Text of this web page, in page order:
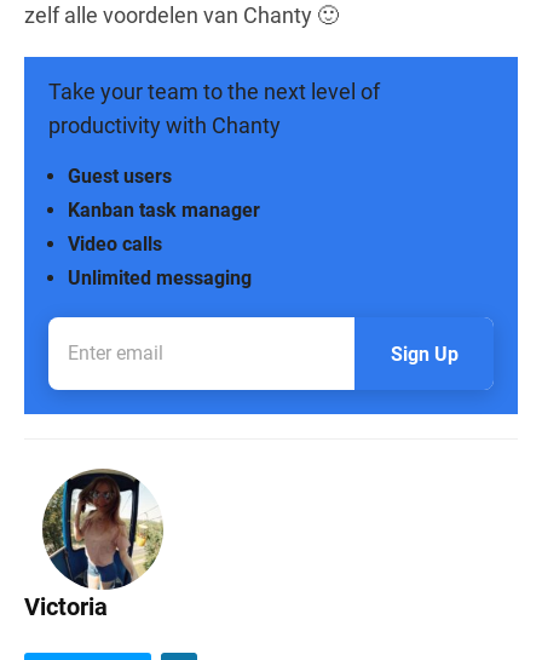
zelf alle voordelen van Chanty 🙂
Take your team to the next level of
productivity with Chanty
Unlimited messaging
Video calls
Kanban task manager
Guest users
Sign Up
Victoria